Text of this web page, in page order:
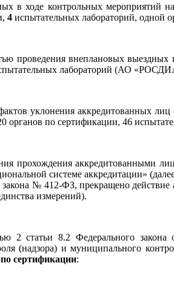
в ходе контрольных мероприятий
4 испытательных лабораторий, одной
проведения внеплановых
лабораторий (АО
уклонения аккредитованных
органов по сертификации, 46
прохождения аккредитованными
системе аккредитации»
закона № 412-ФЗ, прекращено
измерений).
2 статьи 8.2 Федерального
(надзора) и муниципального
сертификации: